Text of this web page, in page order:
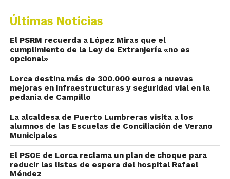
Últimas Noticias
El PSRM recuerda a López Miras que el
cumplimiento de la Ley de Extranjería «no es
opcional»
Lorca destina más de 300.000 euros a nuevas
mejoras en infraestructuras y seguridad vial en la
pedanía de Campillo
La alcaldesa de Puerto Lumbreras visita a los
alumnos de las Escuelas de Conciliación de Verano
Municipales
El PSOE de Lorca reclama un plan de choque para
reducir las listas de espera del hospital Rafael
Méndez